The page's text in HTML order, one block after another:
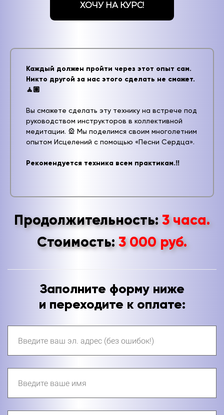
ХОЧУ НА КУРС!
Каждый должен пройти через этот опыт сам.
Никто другой за нас этого сделать не сможет.
🧘🏽
Вы сможете сделать эту технику на встрече под
руководством инструкторов в коллективной
медитации. 🎡 Мы поделимся своим многолетним
опытом Исцелений с помощью «Песни Сердца».
Рекомендуется техника всем практикам.‼️
Продолжительность: 3 часа.
Стоимость: 3 000 руб.
Заполните форму ниже
и переходите к оплате: